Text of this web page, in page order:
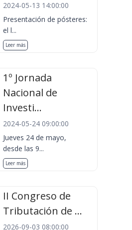
2024-05-13 14:00:00
Presentación de pósteres:
el l...
Leer más
1º Jornada
Nacional de
Investi...
2024-05-24 09:00:00
Jueves 24 de mayo,
desde las 9...
Leer más
II Congreso de
Tributación de ...
2026-09-03 08:00:00